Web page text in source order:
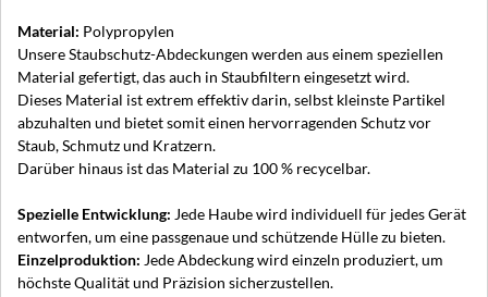
Material: Polypropylen
Unsere Staubschutz-Abdeckungen werden aus einem speziellen
Material gefertigt, das auch in Staubfiltern eingesetzt wird.
Dieses Material ist extrem effektiv darin, selbst kleinste Partikel
abzuhalten und bietet somit einen hervorragenden Schutz vor
Staub, Schmutz und Kratzern.
Darüber hinaus ist das Material zu 100 % recycelbar.
Spezielle Entwicklung: Jede Haube wird individuell für jedes Gerät
entworfen, um eine passgenaue und schützende Hülle zu bieten.
Einzelproduktion: Jede Abdeckung wird einzeln produziert, um
höchste Qualität und Präzision sicherzustellen.